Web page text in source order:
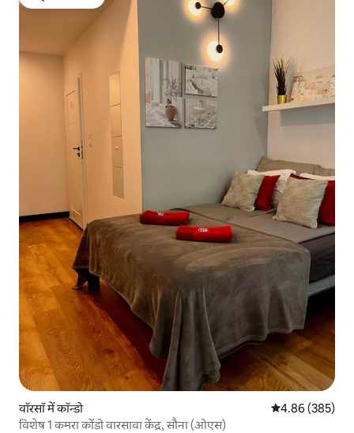
गेस्ट्स की फ़ेवरेट
वॉरसॉ में कॉन्डो औसत रेटिंग 5 में से
4.86 (385)
विशेष 1 कमरा कोंडो वारसावा केंद्र, सौना (ओएस)